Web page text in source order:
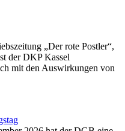
„Der rote Postler“,
der DKP Kassel
mit den Auswirkungen von